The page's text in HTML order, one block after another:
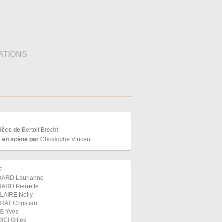
de Bertolt Brecht
en scène par Christophe Vincent
Laurianne
Pierrette
Nelly
Christian
Yves
Gilles